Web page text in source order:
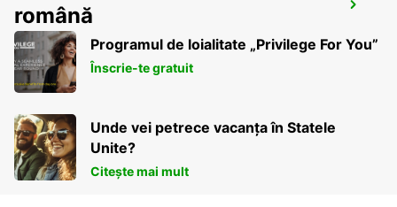
MONZA
MONZA - ITALY
română
Programul de loialitate „Privilege For You”
Înscrie-te gratuit
Unde vei petrece vacanța în Statele
Unite?
Citește mai mult